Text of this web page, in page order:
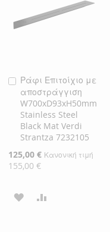
ΕΠΙΘΥΜΙΏΝ
Ράφι Επιτοίχιο με
αποστράγγιση
W700xD93xH50mm
Stainless Steel
Black Mat Verdi
Strantza 7232105
Ειδική
Τιμή
125,00 € Κανονική τιμή
155,00 €
Προσθήκη
στο
Καλάθι
ΠΡΟΣΘΉΚΗ